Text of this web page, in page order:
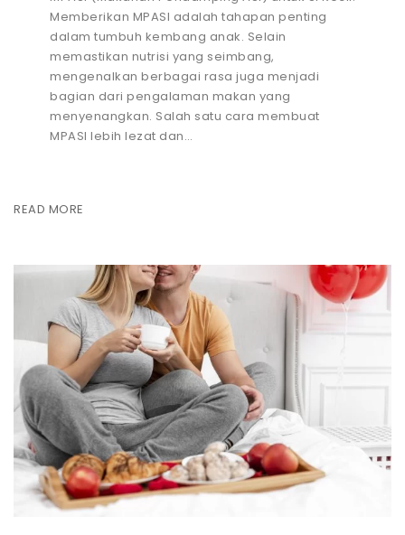
Memberikan MPASI adalah tahapan penting
dalam tumbuh kembang anak. Selain
memastikan nutrisi yang seimbang,
mengenalkan berbagai rasa juga menjadi
bagian dari pengalaman makan yang
menyenangkan. Salah satu cara membuat
MPASI lebih lezat dan…
READ MORE